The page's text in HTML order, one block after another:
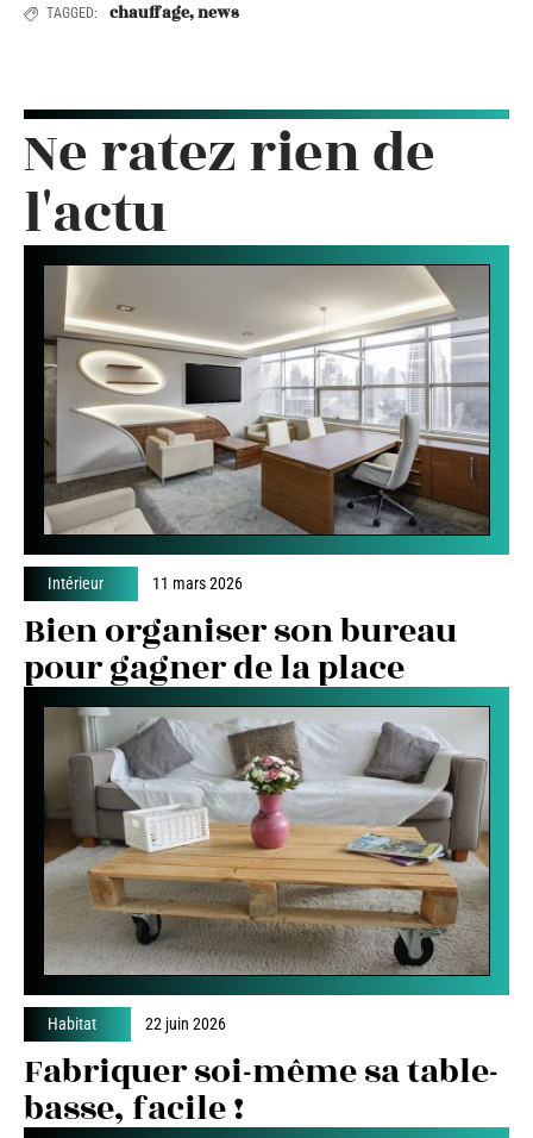
TAGGED: chauffage,news
Ne ratez rien de
l'actu
Intérieur 11 mars 2026
Bien organiser son bureau
pour gagner de la place
Habitat 22 juin 2026
Fabriquer soi-même sa table-
basse, facile !